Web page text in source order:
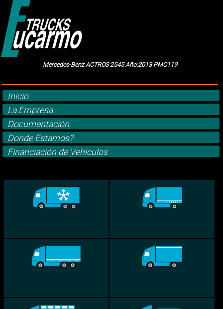
Mercedes-Benz ACTROS 2545 Año:2013 PMC119
Inicio
La Empresa
Documentación
Donde Estamos?
Financiación de Vehiculos